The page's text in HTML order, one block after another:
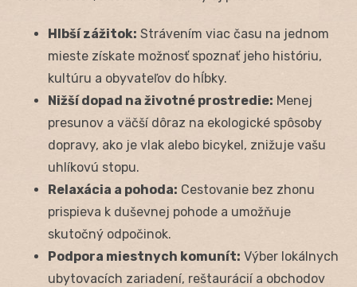
Hlbší zážitok: Strávením viac času na jednom
mieste získate možnosť spoznať jeho históriu,
kultúru a obyvateľov do hĺbky.
Nižší dopad na životné prostredie: Menej
presunov a väčší dôraz na ekologické spôsoby
dopravy, ako je vlak alebo bicykel, znižuje vašu
uhlíkovú stopu.
Relaxácia a pohoda: Cestovanie bez zhonu
prispieva k duševnej pohode a umožňuje
skutočný odpočinok.
Podpora miestnych komunít: Výber lokálnych
ubytovacích zariadení, reštaurácií a obchodov